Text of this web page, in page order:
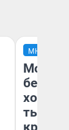
МНЕНИЕ
Мой
хотела
тысяч,